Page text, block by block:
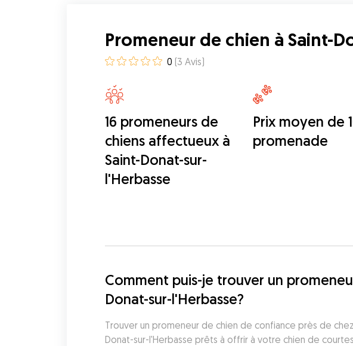
Promeneur de chien à Saint-
0 (3 Avis)
16 promeneurs de
chiens affectueux à
Saint-Donat-sur-
l'Herbasse
Prix moyen de
promenade
Comment puis-je trouver un
Donat-sur-l'Herbasse?
Trouver un promeneur de chien de confiance près de
Donat-sur-l'Herbasse prêts à offrir à votre chien de